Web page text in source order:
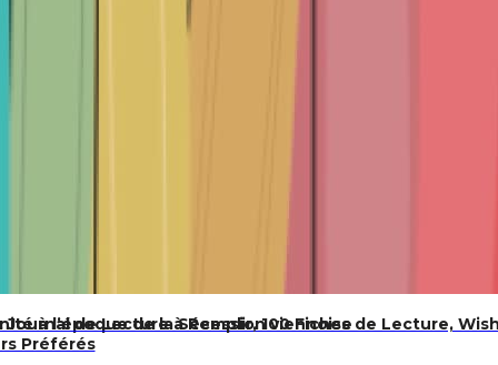
à l’époque de la Sécession viennoise
de Lecture à Remplir, 100 Fiches de Lecture,
Préférés